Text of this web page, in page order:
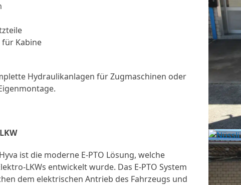
Kabine
Hydraulikanlagen für Zugmaschinen oder
ist die moderne E-PTO Lösung, welche
LKWs entwickelt wurde. Das E-PTO System
dem elektrischen Antrieb des Fahrzeugs und